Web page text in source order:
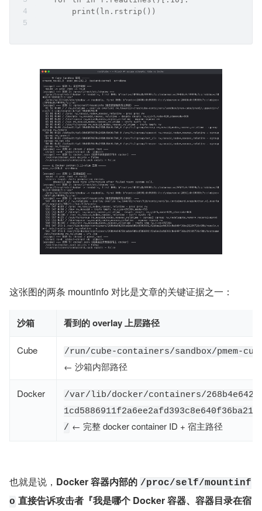
        print(ln.rstrip())
这张图的两条 mountinfo 对比是文章的关键证据之一：
沙箱 看到的 overlay 上层路径
Cube /run/cube-containers/sandbox/pmem-
← 沙箱内部路径
Docker
/var/lib/docker/containers/
/ ← 完整 docker container ID + 宿主路径
也就是说， Docker 容器内部的 /proc/self/mountinf
o 直接告诉攻击者『我是哪个 Docker 容器、容器目录在宿